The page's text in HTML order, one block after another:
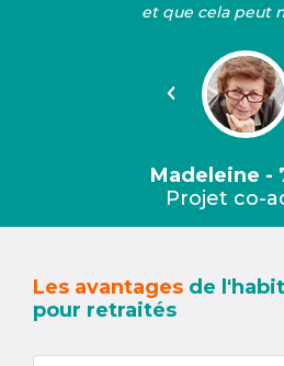
et que cela peut
Précédent
Madeleine -
Projet co-
Les avantages de
pour retraités